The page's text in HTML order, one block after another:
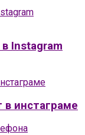
Instagram
инстаграме